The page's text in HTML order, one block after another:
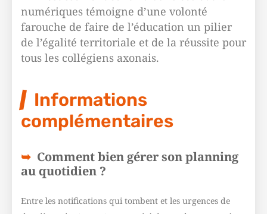
numériques témoigne d’une volonté
farouche de faire de l’éducation un pilier
de l’égalité territoriale et de la réussite pour
tous les collégiens axonais.
Informations
complémentaires
Comment bien gérer son planning
au quotidien ?
Entre les notifications qui tombent et les urgences de